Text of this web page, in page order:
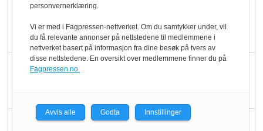
Blir enklere å velge
økologisk i butikkhylla
Rapport: Økokundene
personvernerklæring.
Vi er med i Fagpressen-nettverket. Om du samtykker under, vil
du få relevante annonser på nettstedene til medlemmene i
nettverket basert på informasjon fra dine besøk på tvers av
disse nettstedene. En oversikt over medlemmene finner du på
Fagpressen.no.
Avvis alle Godta Innstillinger